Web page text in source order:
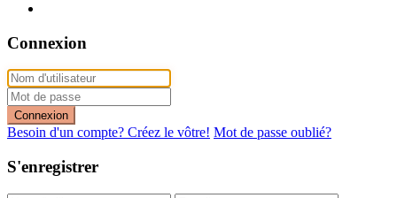
Connexion
Connexion
Besoin d'un compte? Créez le vôtre! Mot de passe oublié?
S'enregistrer